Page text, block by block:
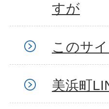
すが
このサ
美浜町